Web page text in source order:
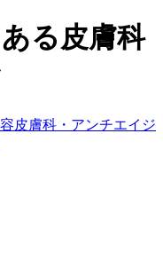
る皮膚科